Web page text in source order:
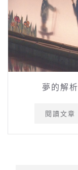
夢的解析
閱讀文章